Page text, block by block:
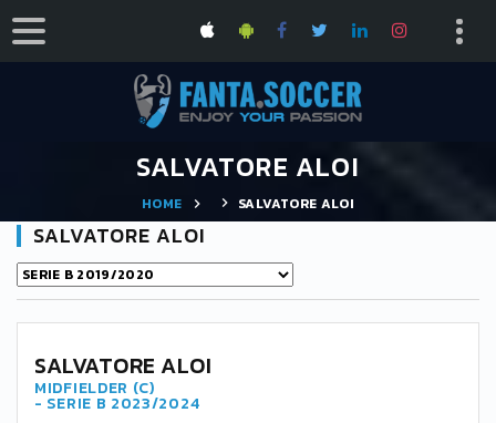
SALVATORE ALOI
HOME SALVATORE ALOI
SALVATORE ALOI
SALVATORE ALOI
MIDFIELDER (C)
- SERIE B 2023/2024